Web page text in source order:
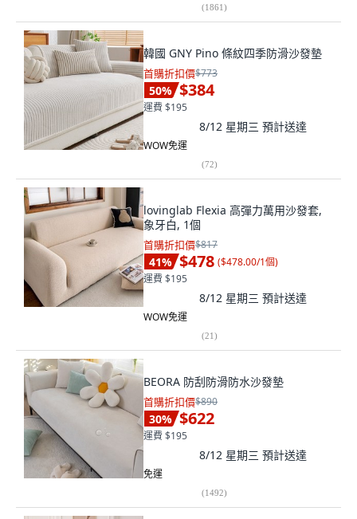
(1861)
韓國 GNY Pino 條紋四季防滑沙發墊
首購折扣價$773
50% $384
運費 $195
8/12 星期三 預計送達
WOW免運
(72)
lovinglab Flexia 高彈力萬用沙發套,
象牙白, 1個
首購折扣價$817
41% $478 ($478.00/1個)
運費 $195
8/12 星期三 預計送達
WOW免運
(21)
BEORA 防刮防滑防水沙發墊
首購折扣價$890
30% $622
運費 $195
8/12 星期三 預計送達
免運
(1492)